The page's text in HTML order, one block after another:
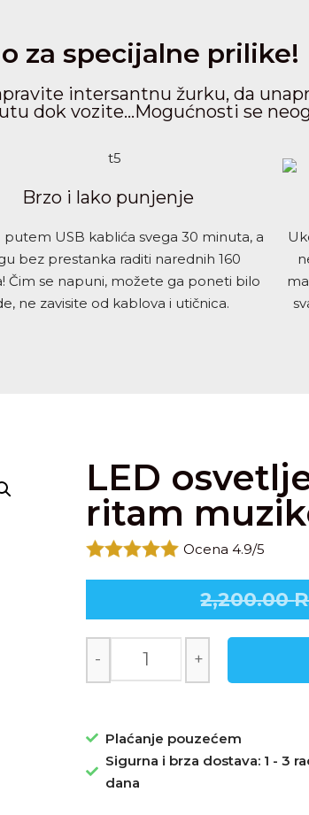
za specijalne prilike!
intersantnu žurku, da
dok vozite...Mogućnosti se
Brzo i lako punjenje
putem USB kablića svega 30 minuta, a
bez prestanka raditi narednih 160
Čim se napuni, možete ga poneti bilo
ne zavisite od kablova i utičnica.
LED
ritam
Ocena 4.9/5
2,200.00
- +
Plaćanje pouzećem
Sigurna i brza dostava: 1 - 3
dana